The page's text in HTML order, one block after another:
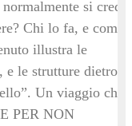
si crede.
Chi lo fa, e come?
illustra le
e le strutture dietro
Un viaggio che
PER NON